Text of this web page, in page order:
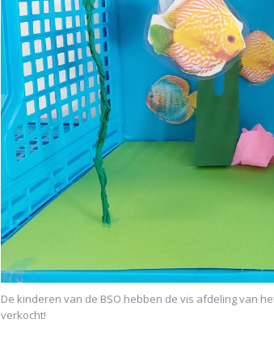
De kinderen van de BSO hebben de vis afdeling van
verkocht!